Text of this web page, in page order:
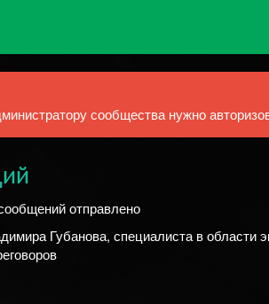
сообщества нужно
отправлено
Губанова, специалиста в области